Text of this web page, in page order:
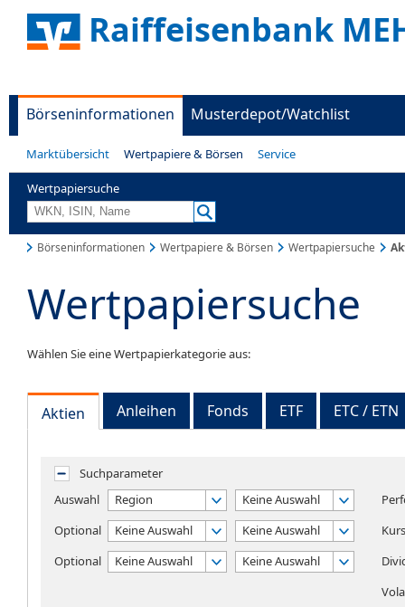
Raiffeisenbank
Börseninformationen Musterdepot/Watchlist
Marktübersicht Wertpapiere & Börsen Service
Wertpapiersuche
Börseninformationen Wertpapiere & Börsen Wertpapiersuche
Wertpapiersuche
Wählen Sie eine Wertpapierkategorie aus:
Aktien Anleihen Fonds ETF ETC / ETN
Suchparameter
Auswahl
Region
Keine Auswahl
Optional
Keine Auswahl
Keine Auswahl
Optional
Keine Auswahl Keine Auswahl